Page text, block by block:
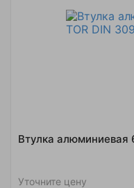
Втулка алюминиевая
Уточните цену